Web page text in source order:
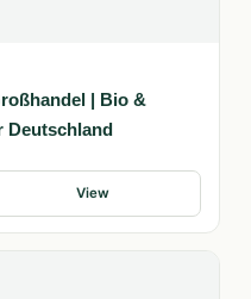
| Bio &
Deutschland
View